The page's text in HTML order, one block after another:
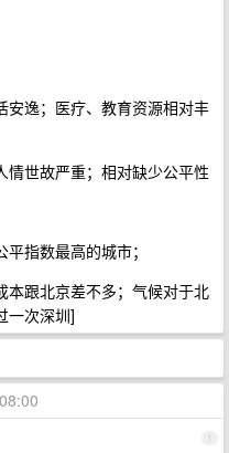
安逸；医疗、教育资源相对丰
世故严重；相对缺少公平性
指数最高的城市；
本跟北京差不多；气候对于北
一次深圳]
1